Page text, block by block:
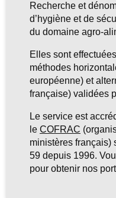
Recherche et
d’hygiène et de
du domaine agro-
Elles sont
méthodes
européenne) et
française) validées
Le service est
le COFRAC
ministères français)
59 depuis 1996.
pour obtenir nos